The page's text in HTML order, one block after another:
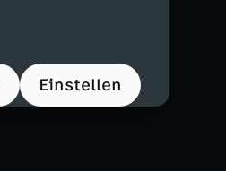
Einstellen